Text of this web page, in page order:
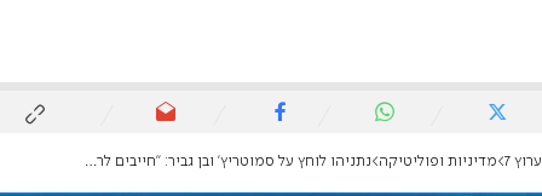
ערוץ 7 מדיניות ופוליטיקה נתניהו לוחץ על סמוטריץ' ובן גביר: "חייבים לרוץ יחד, אסור לקחת סיכון"